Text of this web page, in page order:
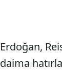
Erdoğan,
daima